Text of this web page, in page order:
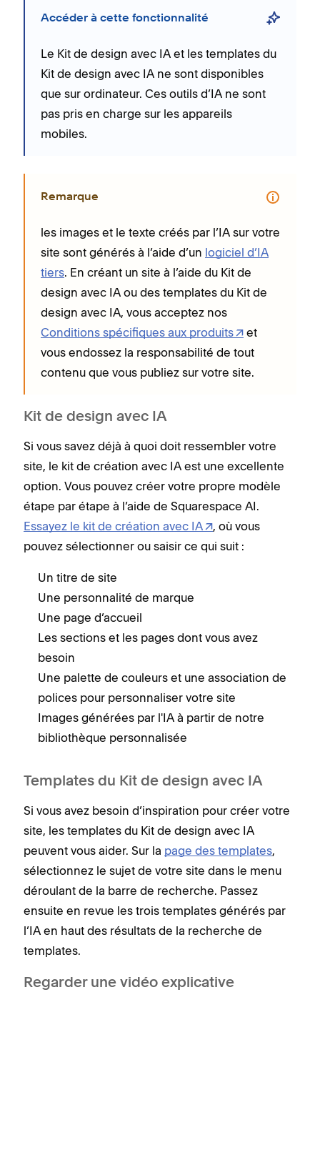
Accéder à cette fonctionnalité
Le Kit de design avec IA et les templates du
Kit de design avec IA ne sont disponibles
que sur ordinateur. Ces outils d’IA ne sont
pas pris en charge sur les appareils
mobiles.
Remarque
les images et le texte créés par l’IA sur votre
site sont générés à l’aide d’un logiciel d’IA
tiers. En créant un site à l’aide du Kit de
design avec IA ou des templates du Kit de
design avec IA, vous acceptez nos
Conditions spécifiques aux produits
et
vous endossez la responsabilité de tout
contenu que vous publiez sur votre site.
Kit de design avec IA
Si vous savez déjà à quoi doit ressembler votre
site, le kit de création avec IA est une excellente
option. Vous pouvez créer votre propre modèle
étape par étape à l’aide de Squarespace AI.
Essayez le kit de création avec IA
, où vous
pouvez sélectionner ou saisir ce qui suit :
Un titre de site
Une personnalité de marque
Une page d’accueil
Les sections et les pages dont vous avez
besoin
Une palette de couleurs et une association de
polices pour personnaliser votre site
Images générées par l'IA à partir de notre
bibliothèque personnalisée
Templates du Kit de design avec IA
Si vous avez besoin d’inspiration pour créer votre
site, les templates du Kit de design avec IA
peuvent vous aider. Sur la page des templates,
sélectionnez le sujet de votre site dans le menu
déroulant de la barre de recherche. Passez
ensuite en revue les trois templates générés par
l’IA en haut des résultats de la recherche de
templates.
Regarder une vidéo explicative